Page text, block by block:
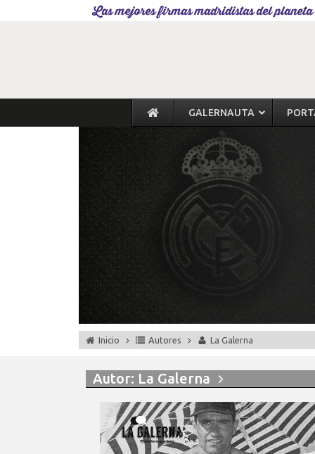
Las mejores firmas madridistas del planeta
GALERNAUTA
Inicio Autores La Galerna
Autor: La Galerna